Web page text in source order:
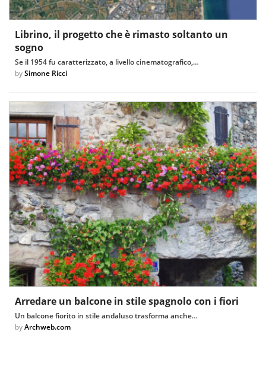
Librino, il progetto che è rimasto soltanto un
sogno
Se il 1954 fu caratterizzato, a livello cinematografico,…
bySimone Ricci
Arredare un balcone in stile spagnolo con i fiori
Un balcone fiorito in stile andaluso trasforma anche…
byArchweb.com